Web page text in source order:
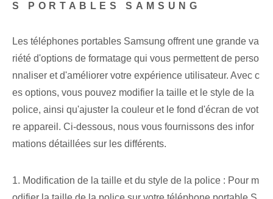
S PORTABLES SAMSUNG
Les téléphones portables Samsung offrent une grande va
riété d'options de formatage qui vous permettent de perso
nnaliser et d'améliorer votre expérience utilisateur. Avec c
es options, vous pouvez modifier la taille et le style de la
police, ainsi qu'ajuster la couleur et le fond d'écran de vot
re appareil. Ci-dessous, nous vous fournissons des infor
mations détaillées sur les différents.
1. Modification de la taille et du style de la police : Pour m